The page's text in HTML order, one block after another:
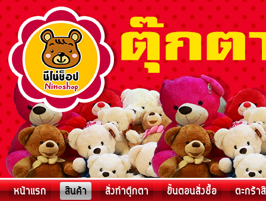
หน้าแรก สินค้า สั่งทำตุ๊กตา ขั้นตอนสั่งชื้อ ตะกร้า